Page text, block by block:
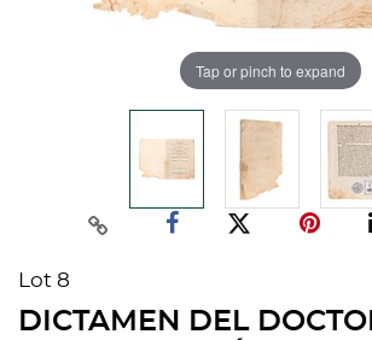
Tap or pinch to expand
Lot 8
DICTAMEN DEL